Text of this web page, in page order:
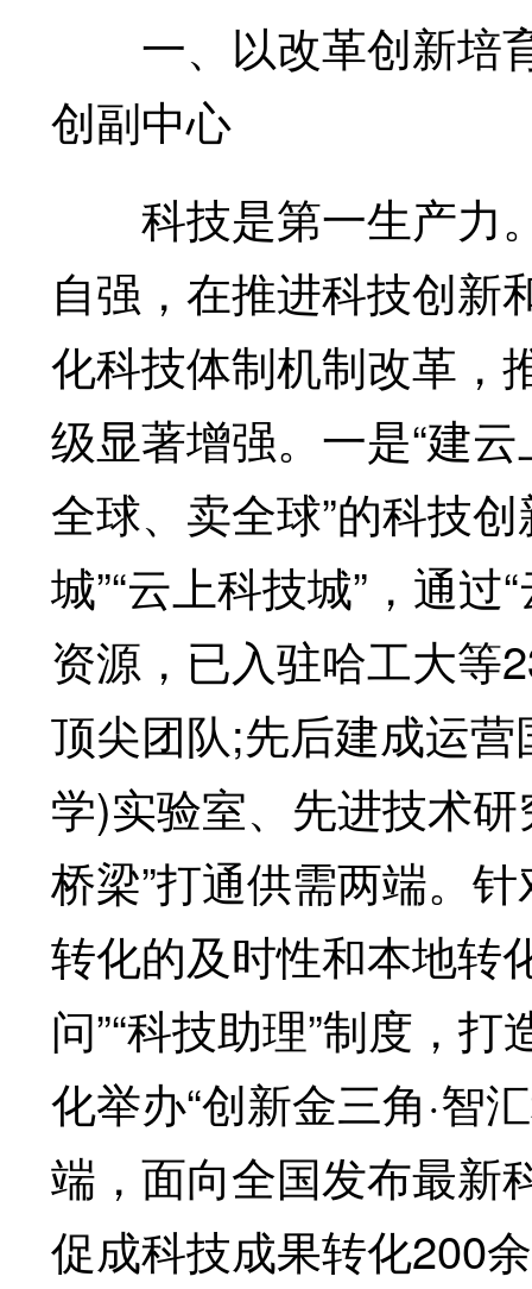
一、以改革创新培
创副中心
科技是第一生产力
自强，在推进科技创新
化科技体制机制改革，
级显著增强。一是“建
全球、卖全球”的科技
城”“云上科技城”，通
资源，已入驻哈工大等
顶尖团队;先后建成运
学)实验室、先进技术
桥梁”打通供需两端。
转化的及时性和本地转
问”“科技助理”制度，
化举办“创新金三角·智
端，面向全国发布最新
促成科技成果转化200